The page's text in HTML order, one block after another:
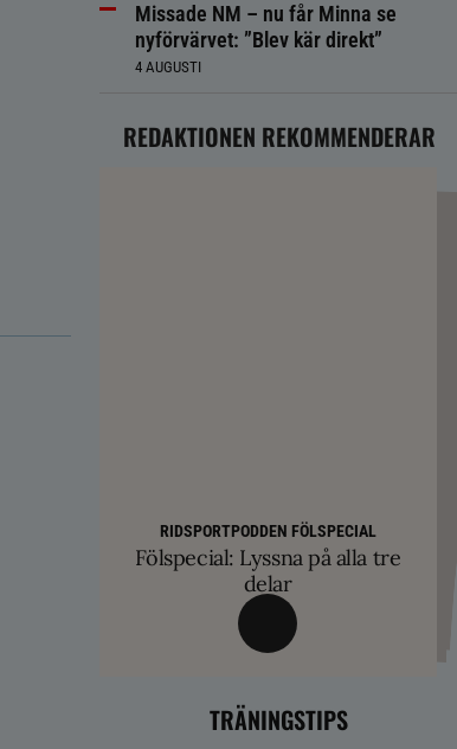
Missade NM – nu får Minna se
nyförvärvet: ”Blev kär direkt”
4 AUGUSTI
REDAKTIONEN REKOMMENDERAR
RIDSPORTPODDEN FÖLSPECIAL
Fölspecial: Lyssna på alla tre
delar
TRÄNINGSTIPS
Balans och lösgjordhet krävs för att
övervinna travtakt i tölten
Färre hältor vid lösdrift – men kan
ge nya problem
SM-finalist till Tyskland och
exklusiva betäckningar
TRÄNINGSTIPS